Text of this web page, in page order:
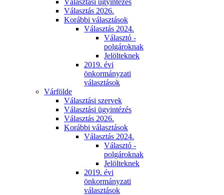
Választási ügyintézés
Választás 2026.
Korábbi választások
Választás 2024.
Választó -
polgároknak
Jelölteknek
2019. évi
önkormányzati
választások
Várfölde
Választási szervek
Választási ügyintézés
Választás 2026.
Korábbi választások
Választás 2024.
Választó -
polgároknak
Jelölteknek
2019. évi
önkormányzati
választások